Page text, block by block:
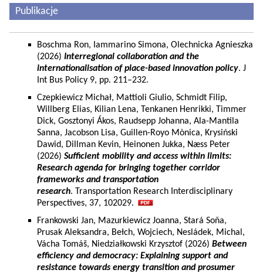
Publikacje
Boschma Ron, Iammarino Simona, Olechnicka Agnieszka
(2026) Interregional collaboration and the
internationalisation of place-based innovation policy. J
Int Bus Policy 9, pp. 211–232.
Czepkiewicz Michał, Mattioli Giulio, Schmidt Filip,
Willberg Elias, Kilian Lena, Tenkanen Henrikki, Timmer
Dick, Gosztonyi Ákos, Raudsepp Johanna, Ala-Mantila
Sanna, Jacobson Lisa, Guillen-Royo Mònica, Krysiński
Dawid, Dillman Kevin, Heinonen Jukka, Næss Peter
(2026) Sufficient mobility and access within limits:
Research agenda for bringing together corridor
frameworks and transportation
research. Transportation Research Interdisciplinary
Perspectives, 37, 102029.
Frankowski Jan, Mazurkiewicz Joanna, Stará Soňa,
Prusak Aleksandra, Bełch, Wojciech, Nesládek, Michal,
Vácha Tomáš, Niedziałkowski Krzysztof (2026) Between
efficiency and democracy: Explaining support and
resistance towards energy transition and prosumer